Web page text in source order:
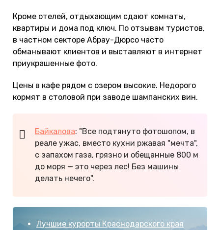
Кроме отелей, отдыхающим сдают комнаты,
квартиры и дома под ключ. По отзывам туристов,
в частном секторе Абрау-Дюрсо часто
обманывают клиентов и выставляют в интернет
приукрашенные фото.
Цены в кафе рядом с озером высокие. Недорого
кормят в столовой при заводе шампанских вин.
Байкалова: "Все подтянуто фотошопом, в
реале ужас, вместо кухни ржавая "мечта",
с запахом газа, грязно и обещанные 800 м
до моря — это через лес! Без машины
делать нечего".
Лучшие курорты Краснодарского края